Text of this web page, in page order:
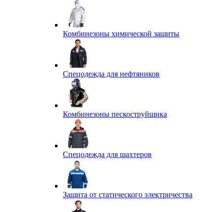
Комбинезоны химической защиты
Спецодежда для нефтяников
Комбинезоны пескоструйщика
Спецодежда для шахтеров
Защита от статического электричества